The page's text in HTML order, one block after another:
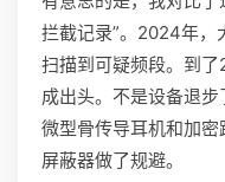
拦截记录”。2024年，
扫描到可疑频段。到
成出头。不是设备退
微型骨传导耳机和加
屏蔽器做了规避。